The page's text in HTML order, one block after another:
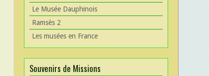
Le Musée Dauphinois
Ramsès 2
Les musées en France
Souvenirs de Missions